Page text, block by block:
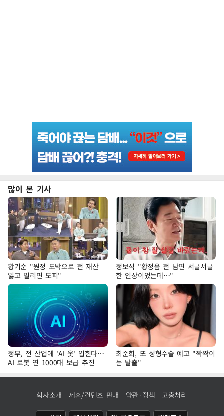
많이 본 기사
황기순 "원정 도박으로 전 재산
잃고 필리핀 도피"
정보석 "황정음 전 남편 서글서글
한 인상이었는데…"
정부, 전 산업에 'AI 옷' 입힌다…
AI 로봇 연 1000대 보급 추진
최준희, 또 성형수술 예고 "짝짝이
눈 탈출"
회사소개 제휴/컨텐츠 판매 약관·정책 고충처리